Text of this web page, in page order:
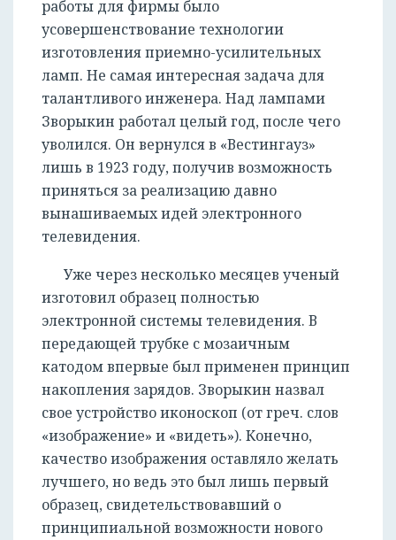
работы для фирмы было
усовершенствование технологии
изготовления приемно-усилительных
ламп. Не самая интересная задача для
талантливого инженера. Над лампами
Зворыкин работал целый год, после чего
уволился. Он вернулся в «Вестингауз»
лишь в 1923 году, получив возможность
приняться за реализацию давно
вынашиваемых идей электронного
телевидения.
Уже через несколько месяцев ученый
изготовил образец полностью
электронной системы телевидения. В
передающей трубке с мозаичным
катодом впервые был применен принцип
накопления зарядов. Зворыкин назвал
свое устройство иконоскоп (от греч. слов
«изображение» и «видеть»). Конечно,
качество изображения оставляло желать
лучшего, но ведь это был лишь первый
образец, свидетельствовавший о
принципиальной возможности нового